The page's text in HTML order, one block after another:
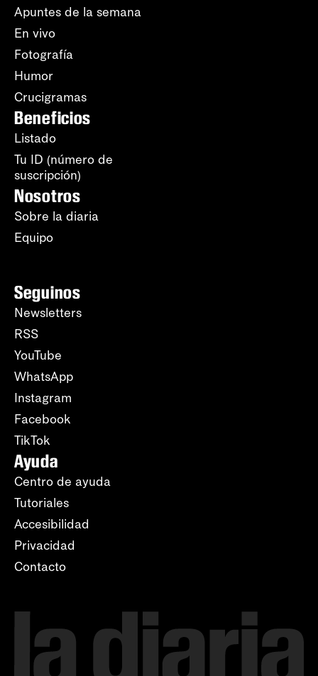
Apuntes de la semana
En vivo
Fotografía
Humor
Crucigramas
Beneficios
Listado
Tu ID (número de
suscripción)
Nosotros
Sobre la diaria
Equipo
Seguinos
Newsletters
RSS
YouTube
WhatsApp
Instagram
Facebook
TikTok
Ayuda
Centro de ayuda
Tutoriales
Accesibilidad
Privacidad
Contacto